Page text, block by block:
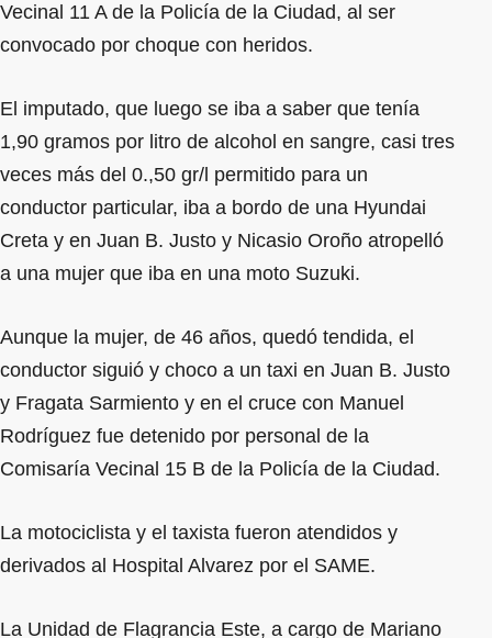
Vecinal 11 A de la Policía de la Ciudad, al ser
convocado por choque con heridos.
El imputado, que luego se iba a saber que tenía
1,90 gramos por litro de alcohol en sangre, casi tres
veces más del 0.,50 gr/l permitido para un
conductor particular, iba a bordo de una Hyundai
Creta y en Juan B. Justo y Nicasio Oroño atropelló
a una mujer que iba en una moto Suzuki.
Aunque la mujer, de 46 años, quedó tendida, el
conductor siguió y choco a un taxi en Juan B. Justo
y Fragata Sarmiento y en el cruce con Manuel
Rodríguez fue detenido por personal de la
Comisaría Vecinal 15 B de la Policía de la Ciudad.
La motociclista y el taxista fueron atendidos y
derivados al Hospital Alvarez por el SAME.
La Unidad de Flagrancia Este, a cargo de Mariano